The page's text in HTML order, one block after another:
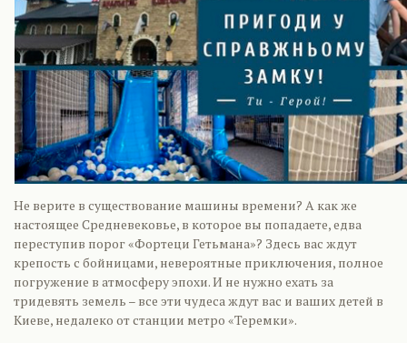
Не верите в существование машины времени? А как же
настоящее Средневековье, в которое вы попадаете, едва
переступив порог «Фортеци Гетьмана»? Здесь вас ждут
крепость с бойницами, невероятные приключения, полное
погружение в атмосферу эпохи. И не нужно ехать за
тридевять земель – все эти чудеса ждут вас и ваших детей в
Киеве, недалеко от станции метро «Теремки».